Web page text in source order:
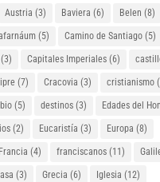
Austria (3) Baviera (6) Belen (8)
(5) Camino de Santiago(5)
Capitales Imperiales(6)
(7) Cracovia (3) cristianismo
(5) destinos(3) Edades del
(2) Eucaristía (3) Europa (8)
Francia (4) franciscanos(11)
(3) Grecia (6) Iglesia (12)